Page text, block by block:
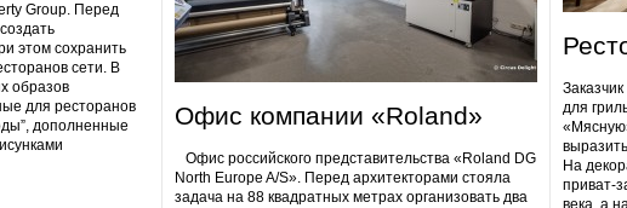
Group. Перед
этом сохранить
сети. В
образов
для ресторанов
дополненные
Офис компании «Roland»
Офис российского представительства «Roland DG
North Europe A/S». Перед архитекторами стояла
задача на 88 квадратных метрах организовать два
для
На
приват-
века, а